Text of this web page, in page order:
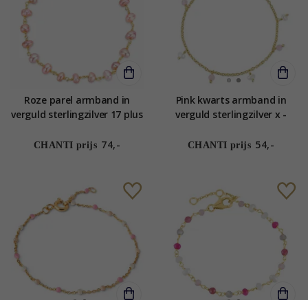
Roze parel armband in
verguld sterlingzilver 17 plus
CHANTI prijs 74,-
Pink kwarts armband in
verguld sterlingzilver x -
CHANTI prijs 54,-